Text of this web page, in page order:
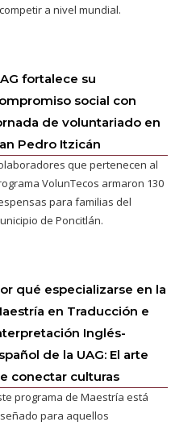
a nivel mundial.
fortalece su
social con
de voluntariado en
Pedro Itzicán
que pertenecen al
VolunTecos armaron 130
para familias del
de Poncitlán.
qué especializarse en la
en Traducción e
Inglés-
de la UAG: El arte
conectar culturas
programa de Maestría está
para aquellos